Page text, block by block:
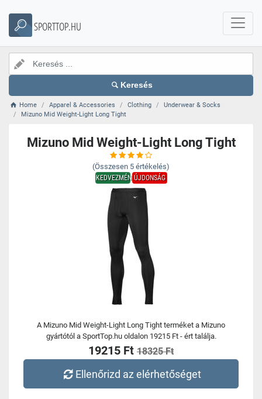
SPORTTOP.HU
Keresés
Home Apparel & Accessories Clothing
Underwear & Socks
Mizuno Mid Weight-Light Long Tight
Mizuno Mid Weight-Light Long Tight
(Összesen 5 értékelés)
KEDVEZMÉNYÚJDONSÁG
A Mizuno Mid Weight-Light Long Tight terméket a Mizuno
gyártótól a SportTop.hu oldalon 19215 Ft - ért találja.
19215 Ft 18325 Ft
Ellenőrizd az elérhetőséget